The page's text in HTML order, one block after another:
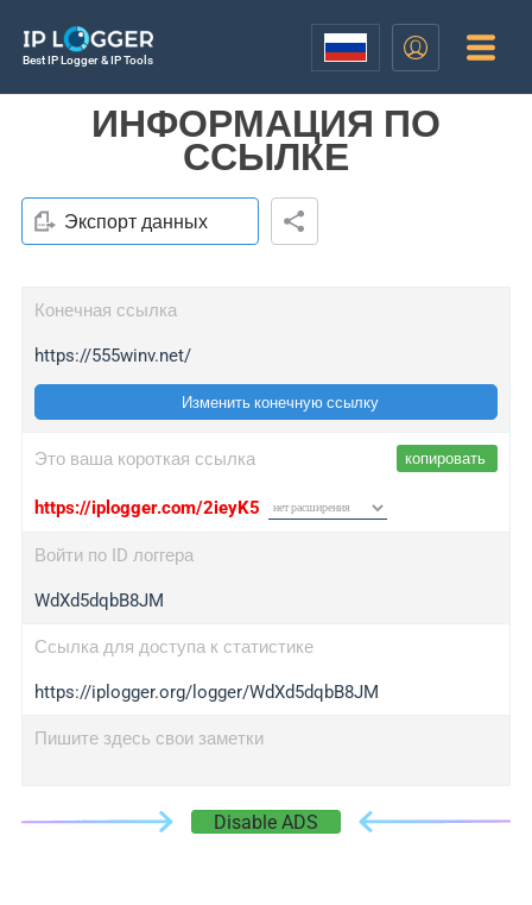
Best IP Logger & IP Tools
ИНФОРМАЦИЯ ПО
ССЫЛКЕ
Экспорт данных
Конечная ссылка
https://555winv.net/
Изменить конечную ссылку
Это ваша короткая ссылка копировать
https://iplogger.com/2ieyK5
Войти по ID логгера
WdXd5dqbB8JM
Ссылка для доступа к статистике
https://iplogger.org/logger/WdXd5dqbB8JM
Пишите здесь свои заметки
Disable ADS